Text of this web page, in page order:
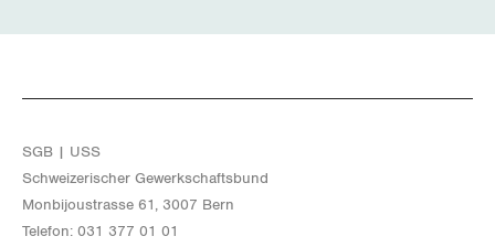
SGB | USS
Schwei­ze­ri­scher Ge­werk­schafts­bund
Mon­bi­joustras­se 61, 3007 Bern
Te­le­fon: 031 377 01 01